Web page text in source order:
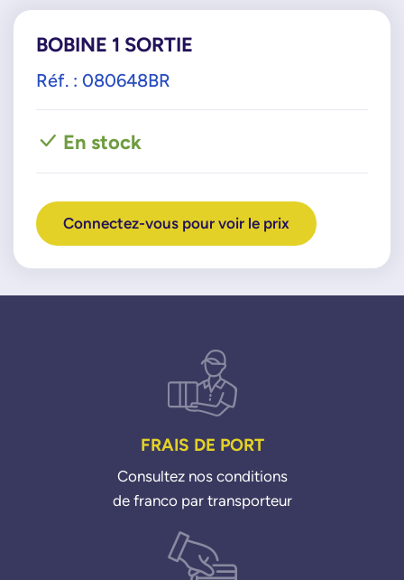
BOBINE 1 SORTIE
Réf. : 080648BR
En stock
Connectez-vous pour voir le prix
FRAIS DE PORT
Consultez nos conditions
de franco par transporteur